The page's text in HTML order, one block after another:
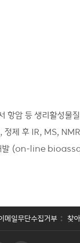
항암 등 생리활성물
정제 후 IR, MS,
발 (on-line
메일무단수집거부 찾